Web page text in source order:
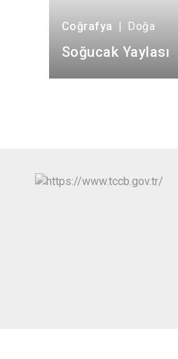
Coğrafya | Doğa
Soğucak Yaylası